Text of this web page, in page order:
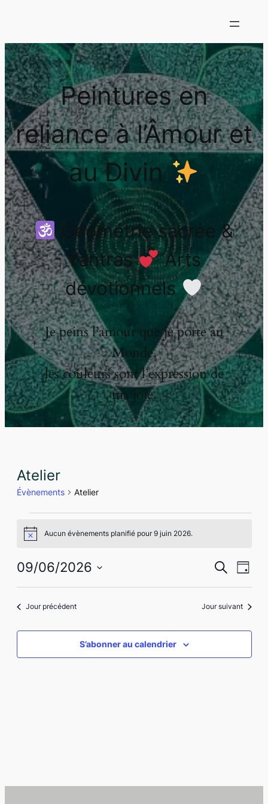
Peintures en
reliance à l’Âmour et
au Divin
Géométrie sacrée &
Yantras
Arts
dévotionnels
Je peins l’amour que je porte au
Monde,
les couleurs sont l’expression de
ma joie.
Atelier
Évènements Atelier
Évènements
for
9
juin
2026
NoticeAucun évènements planifié pour 9 juin 2026.
et
de
vues
Recherche
de
vues
Jour
09/06/2026
date.Jour précédent Jour suivant
S’abonner au calendrier